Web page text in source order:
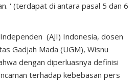
' (terdapat di antara pasal 5 dan 6
(AJI) Indonesia, dosen
Gadjah Mada (UGM), Wisnu
dengan diperluasnya definisi
terhadap kebebasan pers